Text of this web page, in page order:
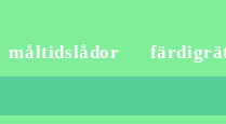
måltidslådor